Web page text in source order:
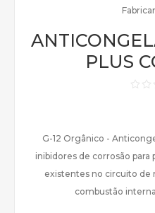
PLUS
G-12 Orgânico -
inibidores de corrosão
existentes no circuito de
combustão